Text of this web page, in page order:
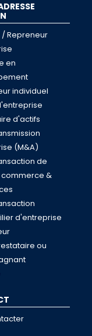
Repreneur
en
individuel
d'actifs
(M&A)
de
&
d'entreprise
ou